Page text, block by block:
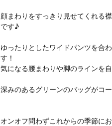
顔まわりをすっきり見せてくれる
です♪
ゆったりとしたワイドパンツを合
す！
気になる腰まわりや脚のラインを
深みのあるグリーンのバッグがコ
オンオフ問わずこれからの季節に